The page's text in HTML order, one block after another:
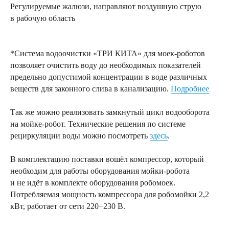
Регулируемые жалюзи, направляют воздушную струю
в рабочую область
*Система водоочистки «ТРИ КИТА» для моек-роботов
позволяет очистить воду до необходимых показателей
предельно допустимой концентрации в воде различных
веществ для законного слива в канализацию. Подробнее
Так же можно реализовать замкнутый цикл водооборота
на мойке-робот. Технические решения по системе
рециркуляции воды можно посмотреть здесь.
В комплектацию поставки вошёл компрессор, который
необходим для работы оборудования мойки-робота
и не идёт в комплекте оборудования робомоек.
Потребляемая мощность компрессора для робомойки 2,2
кВт, работает от сети 220−230 В.